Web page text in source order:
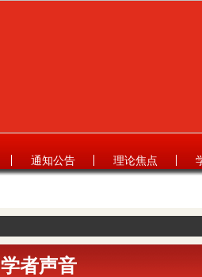
通知公告 理论焦点
学者声音